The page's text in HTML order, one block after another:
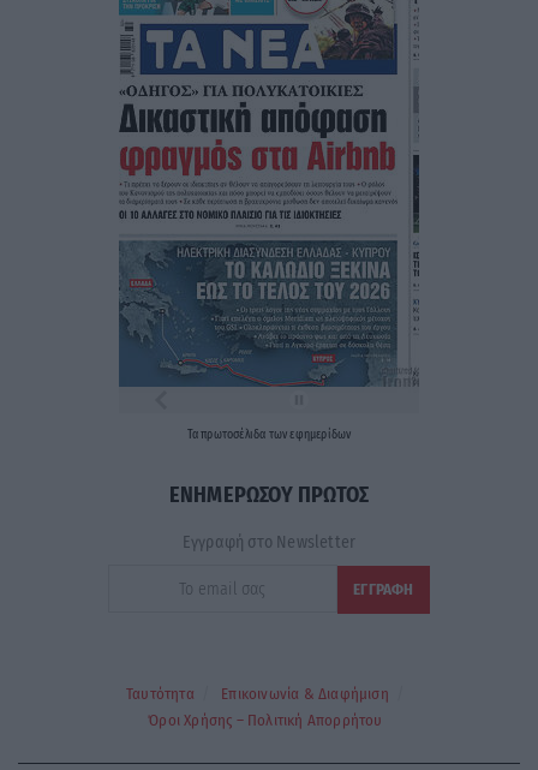
Ταπρωτοσέλιδα τωνεφημερίδων
ΕΝΗΜΕΡΩΣΟΥ ΠΡΩΤΟΣ
Εγγραφή στο Newsletter
Ταυτότητα
Επικοινωνία & Διαφήμιση
Όροι Χρήσης – Πολιτική Απορρήτου